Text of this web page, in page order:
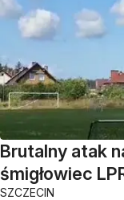
Brutalny atak
śmigłowiec
SZCZECIN